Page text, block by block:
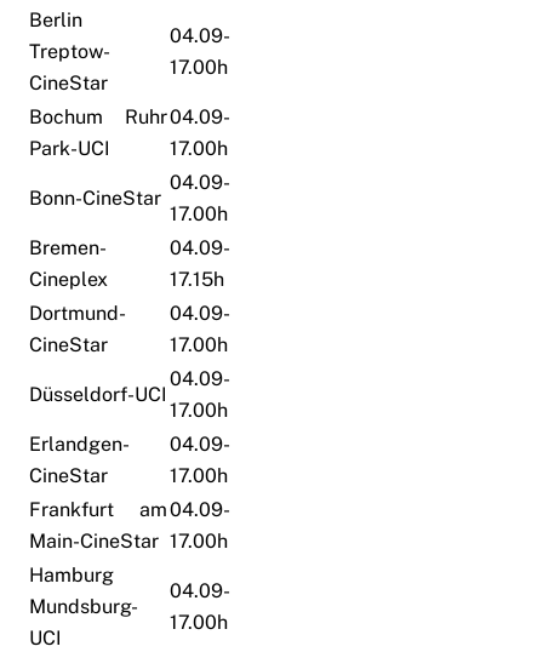
Berlin
Treptow-
CineStar
04.09-
17.00h
Bochum Ruhr
Park-UCI
04.09-
17.00h
Bonn-CineStar
04.09-
17.00h
Bremen-
Cineplex
04.09-
17.15h
Dortmund-
CineStar
04.09-
17.00h
Düsseldorf-UCI
04.09-
17.00h
Erlandgen-
CineStar
04.09-
17.00h
Frankfurt am
Main-CineStar
04.09-
17.00h
Hamburg
Mundsburg-
UCI
04.09-
17.00h